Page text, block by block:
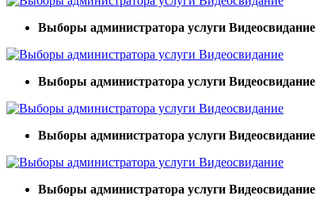
Выборы администратора услуги Видеосвидание
Выборы администратора услуги Видеосвидание
Выборы администратора услуги Видеосвидание
Выборы администратора услуги Видеосвидание